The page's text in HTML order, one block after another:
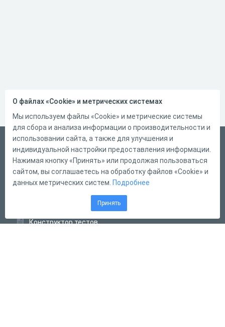
Русский
Справка
Форма обратной связи
Конструктор тестов
О файлах «Cookie» и метрических системах
Мы используем файлы «Cookie» и метрические системы
для сбора и анализа информации о производительности и
использовании сайта, а также для улучшения и
индивидуальной настройки предоставления информации.
Нажимая кнопку «Принять» или продолжая пользоваться
сайтом, вы соглашаетесь на обработку файлов «Cookie» и
данных метрических систем. Подробнее
Принять